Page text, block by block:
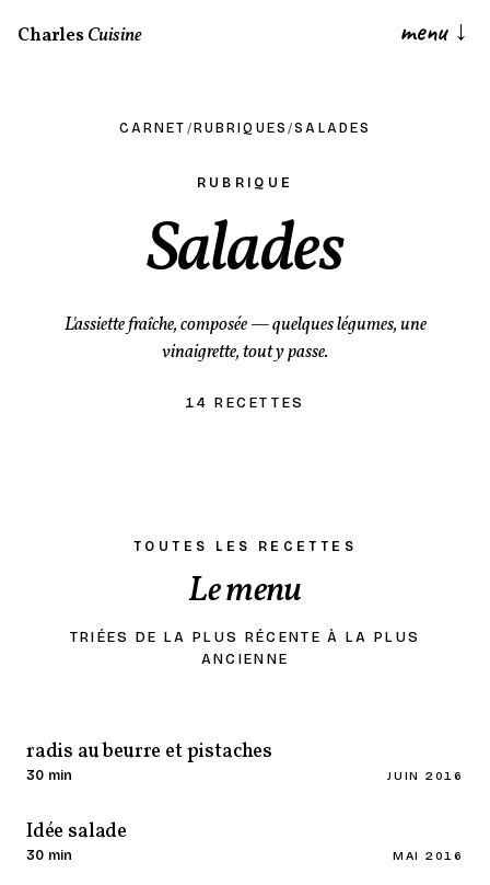
CharlesCuisine menu ↓
CARNET / RUBRIQUES/SALADES
RUBRIQUE
Salades
L'assiette fraîche, composée — quelques légumes, une
vinaigrette, tout y passe.
14 RECETTES
TOUTES LES RECETTES
Le menu
TRIÉES DE LA PLUS RÉCENTE À LA PLUS
ANCIENNE
radis au beurre et pistaches
30 min JUIN 2016
Idée salade
30 min MAI 2016